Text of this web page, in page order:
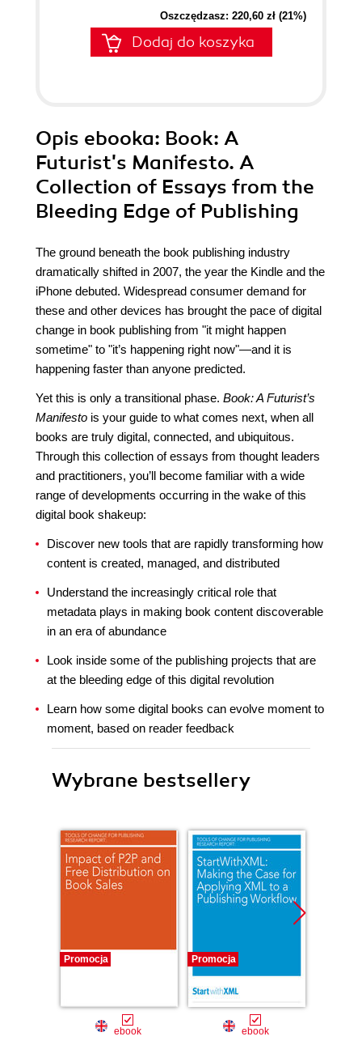
Oszczędzasz: 220,60 zł (21%)
Dodaj do koszyka
Opis ebooka: Book: A
Futurist's Manifesto. A
Collection of Essays from the
Bleeding Edge of Publishing
The ground beneath the book publishing industry
dramatically shifted in 2007, the year the Kindle and the
iPhone debuted. Widespread consumer demand for
these and other devices has brought the pace of digital
change in book publishing from "it might happen
sometime" to "it’s happening right now"—and it is
happening faster than anyone predicted.
Yet this is only a transitional phase. Book: A Futurist’s
Manifesto is your guide to what comes next, when all
books are truly digital, connected, and ubiquitous.
Through this collection of essays from thought leaders
and practitioners, you’ll become familiar with a wide
range of developments occurring in the wake of this
digital book shakeup:
Discover new tools that are rapidly transforming how
content is created, managed, and distributed
Understand the increasingly critical role that
metadata plays in making book content discoverable
in an era of abundance
Look inside some of the publishing projects that are
at the bleeding edge of this digital revolution
Learn how some digital books can evolve moment to
moment, based on reader feedback
Wybrane bestsellery
Promocja
ebook
Promocja
ebook